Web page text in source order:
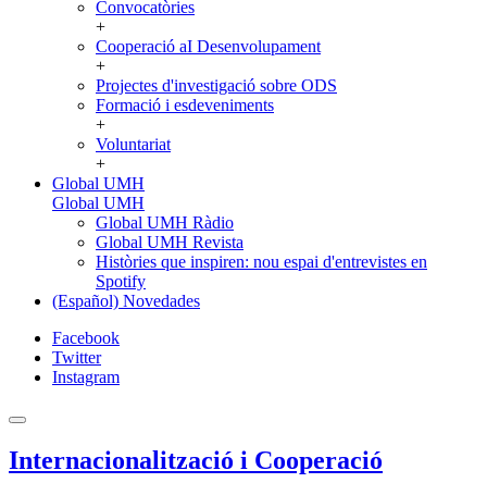
Convocatòries
+
Cooperació aI Desenvolupament
+
Projectes d'investigació sobre ODS
Formació i esdeveniments
+
Voluntariat
+
Global UMH
Global UMH
Global UMH Ràdio
Global UMH Revista
Històries que inspiren: nou espai d'entrevistes en
Spotify
(Español) Novedades
Facebook
Twitter
Instagram
Internacionalització i Cooperació